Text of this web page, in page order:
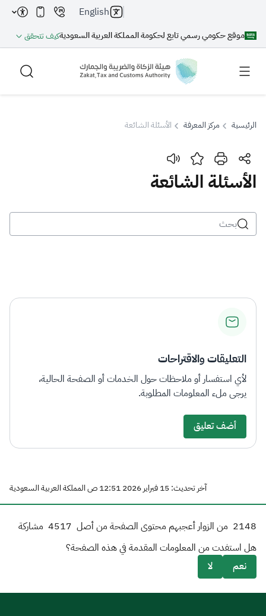
موقع حكومي رسمي تابع لحكومة المملكة العربية السعوديةكيف تتحقق
English
بحث
الرئيسية مركز المعرفة الأسئلة الشائعة
الأسئلة الشائعة
التعليقات والاقتراحات
لأي استفسار أو ملاحظات حول الخدمات أو الصفحة الحالية،
يرجى ملء المعلومات المطلوبة.
أضف تعليق
آخر تحديث: 15 فبراير 2026 12:51 ص المملكة العربية السعودية
2148 من الزوار أعجبهم محتوى الصفحة من أصل 4517 مشاركة
هل استفدت من المعلومات المقدمة في هذه الصفحة؟
نعم
لا